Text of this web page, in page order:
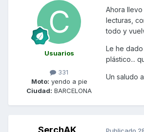
Usuarios
331
Moto: yendo a pie
Ciudad: BARCELONA
Ahora
lecturas,
todo y
Le he
plástico...
Un saludo a
SerchAK Publicado